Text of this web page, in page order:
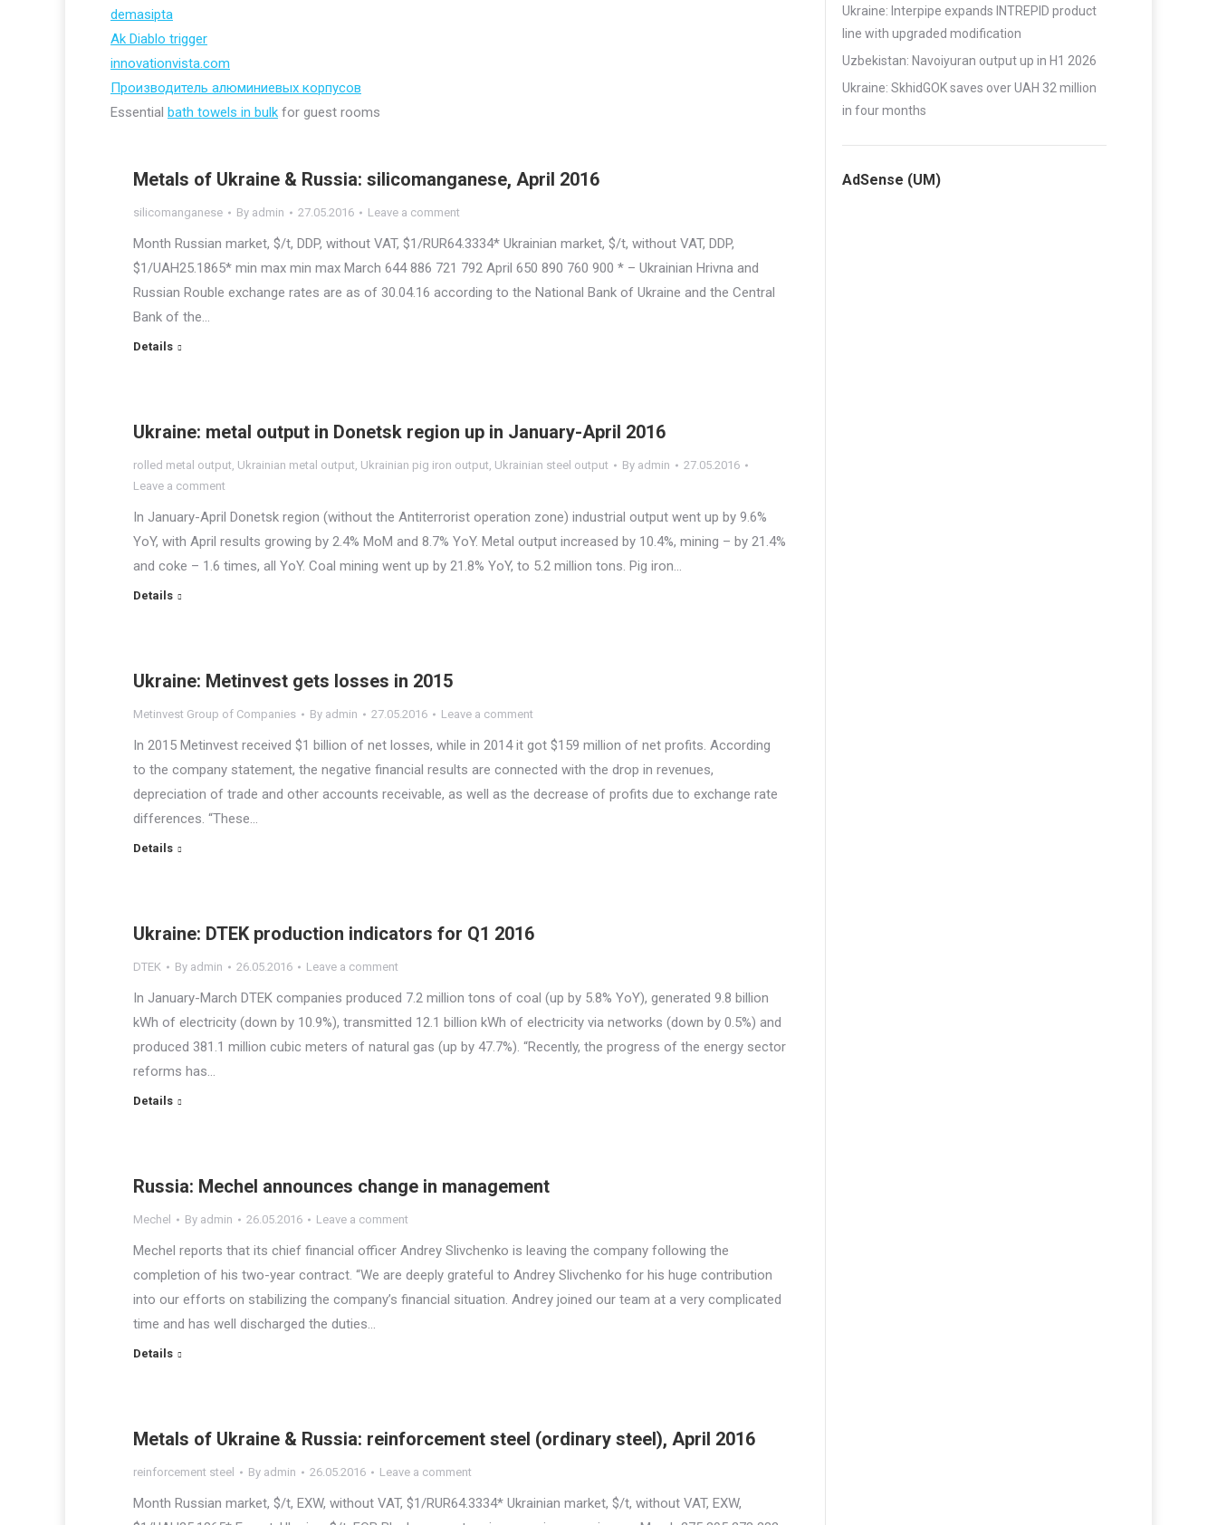
demasipta
Ak Diablo trigger
innovationvista.com
Производитель алюминиевых корпусов
Essential bath towels in bulk for guest rooms
Metals of Ukraine & Russia: silicomanganese, April 2016
silicomanganese By admin 27.05.2016 Leave a comment
Month Russian market, $/t, DDP, without VAT, $1/RUR64.3334* Ukrainian market, $/t, without VAT, DDP,
$1/UAH25.1865* min max min max March 644 886 721 792 April 650 890 760 900 * – Ukrainian Hrivna and
Russian Rouble exchange rates are as of 30.04.16 according to the National Bank of Ukraine and the Central
Bank of the…
Details
Ukraine: metal output in Donetsk region up in January-April 2016
rolled metal output, Ukrainian metal output, Ukrainian pig iron output, Ukrainian steel output By admin
27.05.2016
Leave a comment
In January-April Donetsk region (without the Antiterrorist operation zone) industrial output went up by 9.6%
YoY, with April results growing by 2.4% MoM and 8.7% YoY. Metal output increased by 10.4%, mining – by 21.4%
and coke – 1.6 times, all YoY. Coal mining went up by 21.8% YoY, to 5.2 million tons. Pig iron…
Details
Ukraine: Metinvest gets losses in 2015
Metinvest Group of Companies By admin 27.05.2016 Leave a comment
In 2015 Metinvest received $1 billion of net losses, while in 2014 it got $159 million of net profits. According
to the company statement, the negative financial results are connected with the drop in revenues,
depreciation of trade and other accounts receivable, as well as the decrease of profits due to exchange rate
differences. “These…
Details
Ukraine: DTEK production indicators for Q1 2016
DTEK By admin 26.05.2016 Leave a comment
In January-March DTEK companies produced 7.2 million tons of coal (up by 5.8% YoY), generated 9.8 billion
kWh of electricity (down by 10.9%), transmitted 12.1 billion kWh of electricity via networks (down by 0.5%) and
produced 381.1 million cubic meters of natural gas (up by 47.7%). “Recently, the progress of the energy sector
reforms has…
Details
Russia: Mechel announces change in management
Mechel By admin 26.05.2016 Leave a comment
Mechel reports that its chief financial officer Andrey Slivchenko is leaving the company following the
completion of his two-year contract. “We are deeply grateful to Andrey Slivchenko for his huge contribution
into our efforts on stabilizing the company’s financial situation. Andrey joined our team at a very complicated
time and has well discharged the duties…
Details
Metals of Ukraine & Russia: reinforcement steel (ordinary steel), April 2016
reinforcement steel By admin 26.05.2016 Leave a comment
Month Russian market, $/t, EXW, without VAT, $1/RUR64.3334* Ukrainian market, $/t, without VAT, EXW,
Ukraine: Interpipe expands INTREPID product
line with upgraded modification
Uzbekistan: Navoiyuran output up in H1 2026
Ukraine: SkhidGOK saves over UAH 32 million
in four months
AdSense (UM)